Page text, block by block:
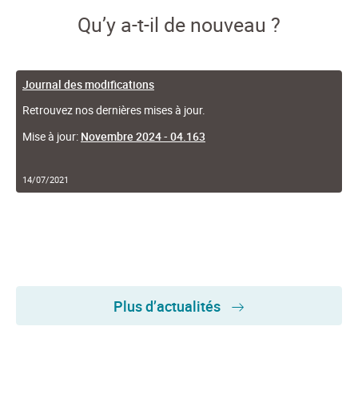
Qu’y a-t-il de nouveau ?
Journal des modifications
Retrouvez nos dernières mises à jour.
Mise à jour: Novembre 2024 - 04.163
14/07/2021
Plus d’actualités